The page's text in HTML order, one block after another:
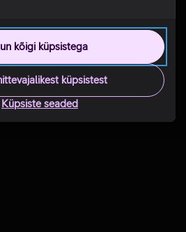
kõigi küpsistega
küpsistest
Küpsiste seaded